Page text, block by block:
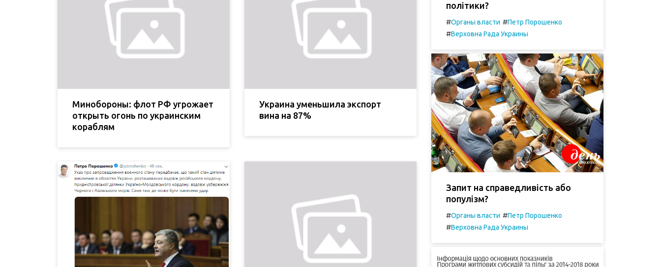
Минобороны: флот РФ угрожает
открыть огонь по украинским
кораблям
Украина уменьшила экспорт
вина на 87%
політики?
#Органы власти #Петр Порошенко
#Верховна Рада Украины
Запит на справедливість або
популізм?
#Органы власти #Петр Порошенко
#Верховна Рада Украины